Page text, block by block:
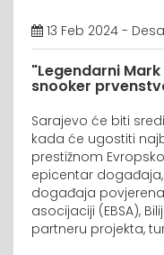
13 Feb 2024 -
"Legendarni
snooker
Sarajevo će biti
kada će ugostiti
prestižnom
epicentar
događaja
asocijaciji (EBSA),
partneru projekta,